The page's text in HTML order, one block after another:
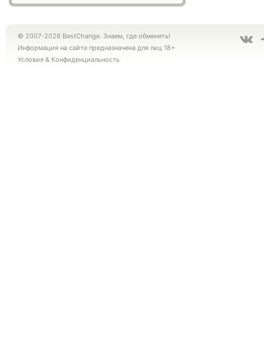
© 2007-2026 BestChange. Знаем, где обменять!
Информация на сайте предназначена для лиц 18+
Условия & Конфиденциальность